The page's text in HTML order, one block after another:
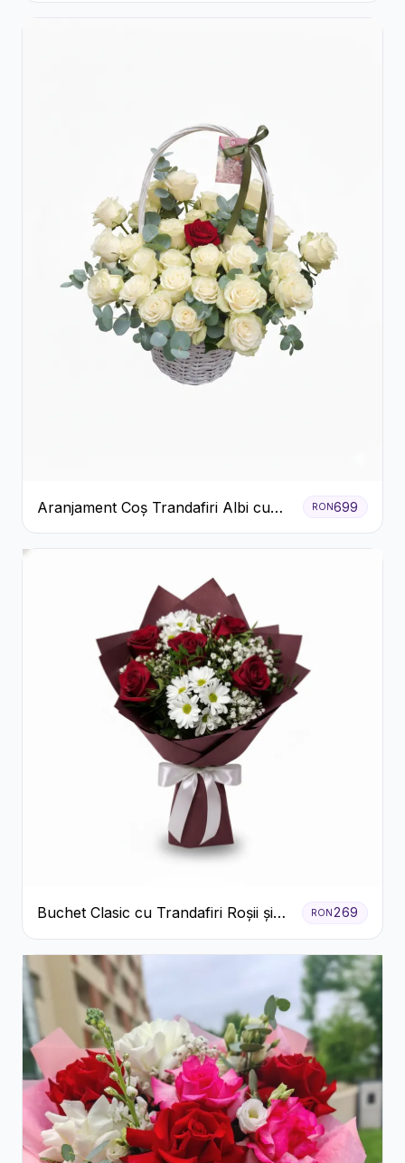
Aranjament Coș Trandafiri Albi cu
Accent Roșu
RON699
Buchet Clasic cu Trandafiri Roșii și
Crizanteme Albe
RON269